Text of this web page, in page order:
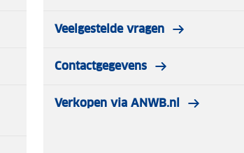
Veelgestelde vragen
Contactgegevens
Verkopen via ANWB.nl